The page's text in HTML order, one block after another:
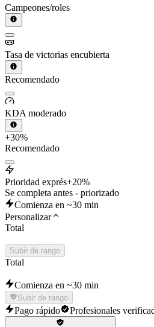
Campeones/roles
Tasa de victorias encubierta
Recomendado
KDA moderado
+30%
Recomendado
Prioridad exprés+20%
Se completa antes - priorizado
Comienza en ~30 min
Personalizar
Total
Subir de rango
Total
Comienza en ~30 min
Subir de rango
Pago rápido Profesionales